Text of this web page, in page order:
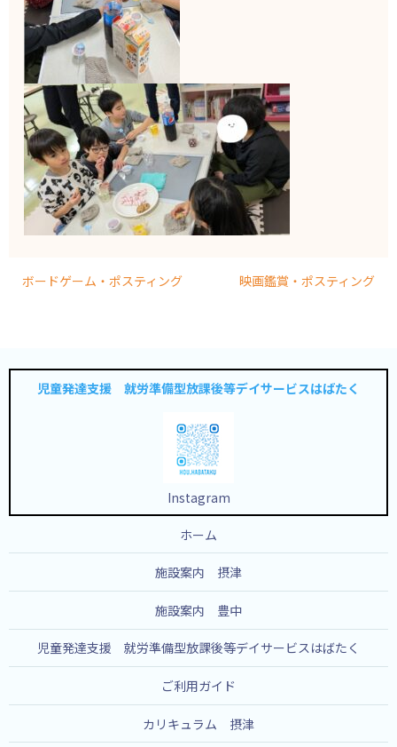
ボードゲーム・ポスティング 映画鑑賞・ポスティング
児童発達支援 就労準備型放課後等デイサービスはばたく
Instagram
ホーム
施設案内 摂津
施設案内 豊中
児童発達支援 就労準備型放課後等デイサービスはばたく
ご利用ガイド
カリキュラム 摂津